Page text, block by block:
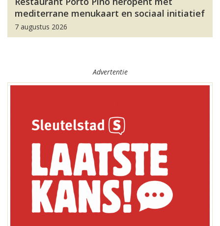
mediterrane menukaart en sociaal initiatief
7 augustus 2026
Advertentie